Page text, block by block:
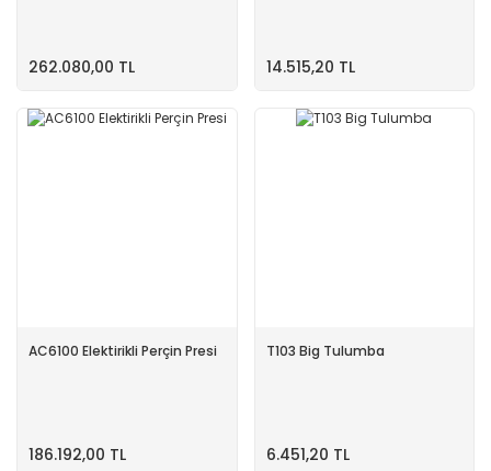
262.080,00 TL 14.515,20 TL
AC6100 Elektirikli Perçin Presi
186.192,00 TL
T103 Big Tulumba
6.451,20 TL